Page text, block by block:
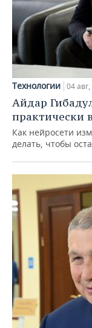
Технологии 04
Айдар
практически
Как нейросети
делать, чтобы